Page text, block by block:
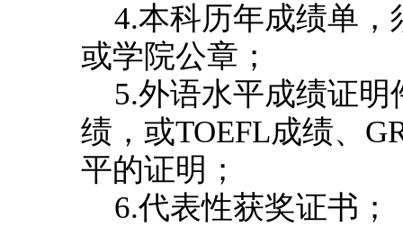
4.本科历年成绩单
或学院公章；
5.外语水平成绩证
绩，或TOEFL成绩、
平的证明；
6.代表性获奖证书；